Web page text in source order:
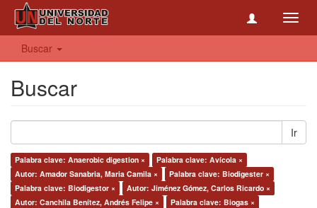
Buscar
Buscar
Ir
Palabra clave: Anaerobic digestion ×
Palabra clave: Avícola ×
Autor: Amador Sanabria, Maria Camila ×
Palabra clave: Biodigester ×
Palabra clave: Biodigestor ×
Autor: Jiménez Gómez, Carlos Ricardo ×
Autor: Canchila Benítez, Andrés Felipe ×
Palabra clave: Biogas ×